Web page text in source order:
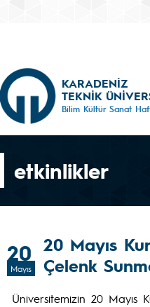
KARADENİZ
TEKNİK
Bilim Kültür Sanat
etkinlikler
20
Mayıs
20 Mayıs
Çelenk
Üniversitemizin 20 Mayıs